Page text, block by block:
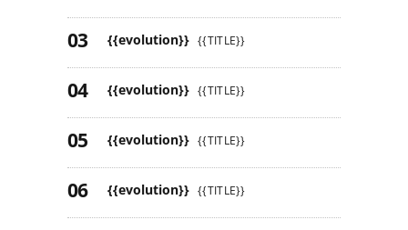
{{evolution}} {{TITLE}}
{{evolution}} {{TITLE}}
{{evolution}} {{TITLE}}
{{evolution}} {{TITLE}}